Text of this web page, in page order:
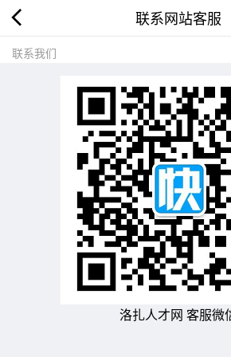
联系网站客服
联系我们
洛扎人才网 客服微